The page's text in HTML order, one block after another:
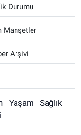
Durumu
Manşetler
Arşivi
Yaşam
Sağlık